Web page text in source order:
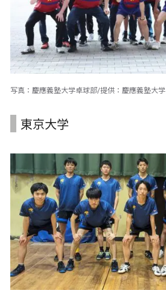
写真：慶應義塾大学卓球部/提供：慶應義塾大学
東京大学